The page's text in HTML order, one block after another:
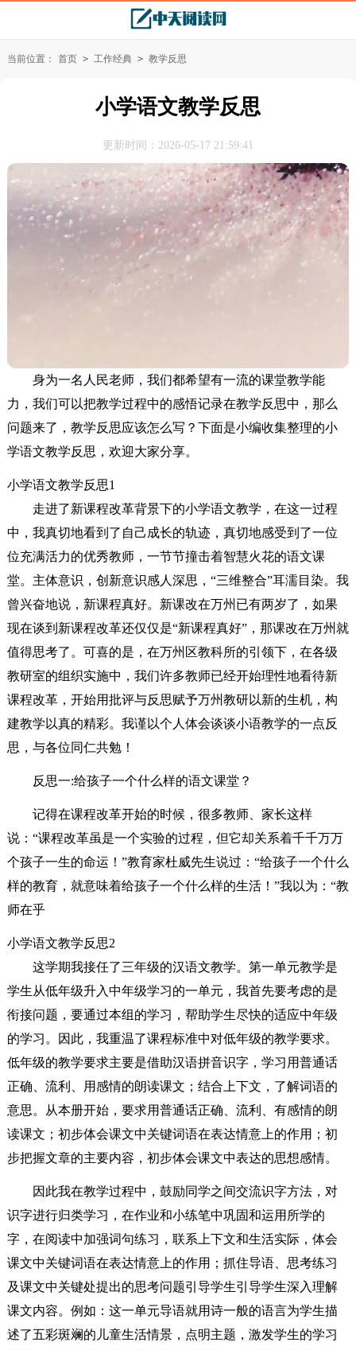
当前位置： 首页 > 工作经典 > 教学反思
小学语文教学反思
更新时间：2026-05-17 21:59:41
身为一名人民老师，我们都希望有一流的课堂教学能
力，我们可以把教学过程中的感悟记录在教学反思中，那么
问题来了，教学反思应该怎么写？下面是小编收集整理的小
学语文教学反思，欢迎大家分享。
小学语文教学反思1
走进了新课程改革背景下的小学语文教学，在这一过程
中，我真切地看到了自己成长的轨迹，真切地感受到了一位
位充满活力的优秀教师，一节节撞击着智慧火花的语文课
堂。主体意识，创新意识感人深思，“三维整合”耳濡目染。我
曾兴奋地说，新课程真好。新课改在万州已有两岁了，如果
现在谈到新课程改革还仅仅是“新课程真好”，那课改在万州就
值得思考了。可喜的是，在万州区教科所的引领下，在各级
教研室的组织实施中，我们许多教师已经开始理性地看待新
课程改革，开始用批评与反思赋予万州教研以新的生机，构
建教学以真的精彩。我谨以个人体会谈谈小语教学的一点反
思，与各位同仁共勉！
反思一:给孩子一个什么样的语文课堂？
记得在课程改革开始的时候，很多教师、家长这样
说：“课程改革虽是一个实验的过程，但它却关系着千千万万
个孩子一生的命运！”教育家杜威先生说过：“给孩子一个什么
样的教育，就意味着给孩子一个什么样的生活！”我以为：“教
师在乎
小学语文教学反思2
这学期我接任了三年级的汉语文教学。第一单元教学是
学生从低年级升入中年级学习的一单元，我首先要考虑的是
衔接问题，要通过本组的学习，帮助学生尽快的适应中年级
的学习。因此，我重温了课程标准中对低年级的教学要求。
低年级的教学要求主要是借助汉语拼音识字，学习用普通话
正确、流利、用感情的朗读课文；结合上下文，了解词语的
意思。从本册开始，要求用普通话正确、流利、有感情的朗
读课文；初步体会课文中关键词语在表达情意上的作用；初
步把握文章的主要内容，初步体会课文中表达的思想感情。
因此我在教学过程中，鼓励同学之间交流识字方法，对
识字进行归类学习，在作业和小练笔中巩固和运用所学的
字，在阅读中加强词句练习，联系上下文和生活实际，体会
课文中关键词语在表达情意上的作用；抓住导语、思考练习
及课文中关键处提出的思考问题引导学生引导学生深入理解
课文内容。例如：这一单元导语就用诗一般的语言为学生描
述了五彩斑斓的儿童生活情景，点明主题，激发学生的学习